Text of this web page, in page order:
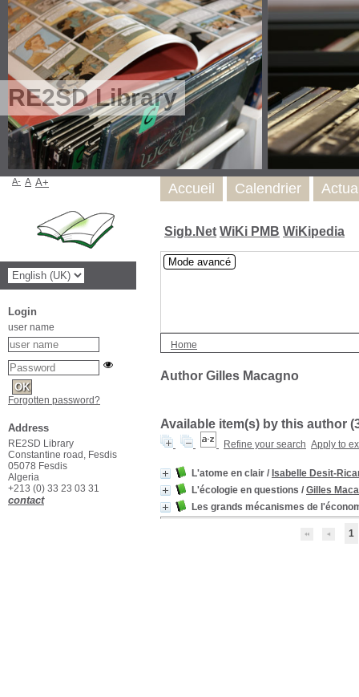
RE2SD Library
Sigb.Net WiKi PMB WiKipedia
Mode avancé
Home
Author Gilles Macagno
Available item(s) by this author (
Refine your search Apply to
L'atome en clair / Isabelle Desit-
L'écologie en questions / Gilles
Les grands mécanismes de
1
Accueil Calendrier
A- A A+
Login
user name
Forgotten password?
Address
RE2SD Library
Constantine road, Fesdis
05078 Fesdis
Algeria
+213 (0) 33 23 03 31
contact